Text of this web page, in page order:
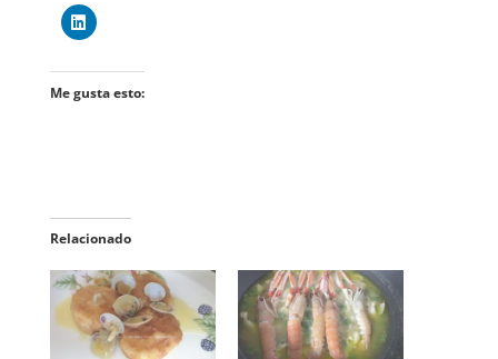
Me gusta esto:
Relacionado